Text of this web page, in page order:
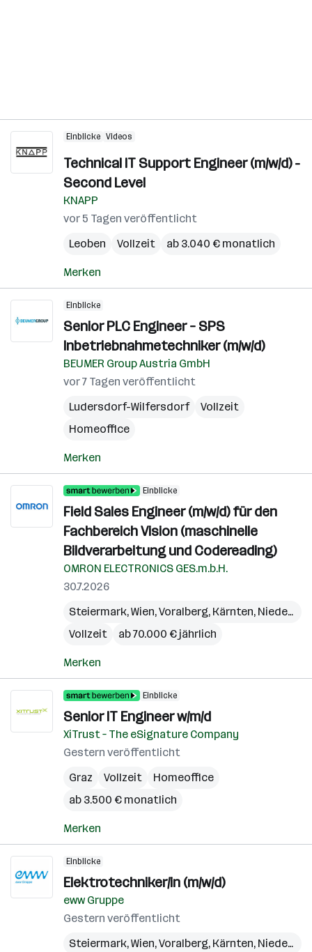
Einblicke Videos
Technical IT Support Engineer (m/w/d) -
Second Level
KNAPP
vor 5 Tagen veröffentlicht
Leoben
Vollzeit ab 3.040 € monatlich
Merken
Einblicke
Senior PLC Engineer – SPS
Inbetriebnahmetechniker (m/w/d)
BEUMER Group Austria GmbH
vor 7 Tagen veröffentlicht
Ludersdorf-Wilfersdorf
Vollzeit
Homeoffice
Merken
Einblicke
Field Sales Engineer (m/w/d) für den
Fachbereich Vision (maschinelle
Bildverarbeitung und Codereading)
OMRON ELECTRONICS GES.m.b.H.
30.7.2026
Steiermark,Wien,Voralberg, Kärnten, Niederösterreich
Vollzeit
ab 70.000 € jährlich
Merken
Einblicke
Senior IT Engineer w/m/d
XiTrust – The eSignature Company
Gestern veröffentlicht
Graz
Vollzeit
Homeoffice
ab 3.500 € monatlich
Merken
Einblicke
Elektrotechniker/in (m/w/d)
eww Gruppe
Gestern veröffentlicht
Steiermark,Wien,Voralberg, Kärnten, Niederösterreich